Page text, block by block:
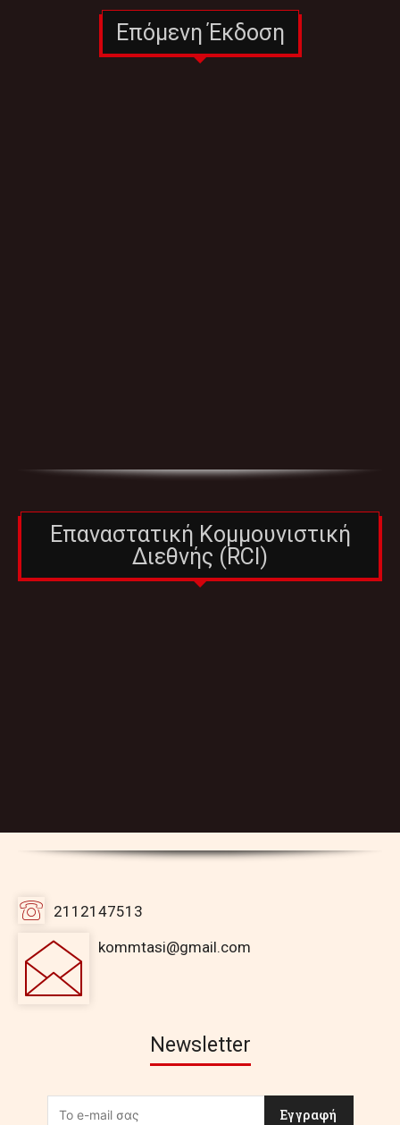
Επόμενη Έκδοση
Επαναστατική Κομμουνιστική
Διεθνής (RCI)
2112147513
kommtasi@gmail.com
Newsletter
Εγγραφή